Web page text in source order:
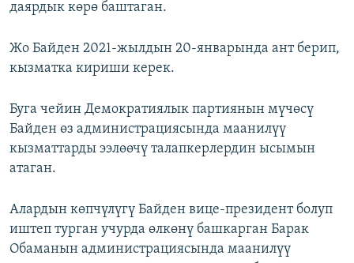
даярдык көрө баштаган.
Жо Байден 2021-жылдын 20-январында ант берип,
кызматка кириши керек.
Буга чейин Демократиялык партиянын мүчөсү
Байден өз администрациясында маанилүү
кызматтарды ээлөөчү талапкерлердин ысымын
атаган.
Алардын көпчүлүгү Байден вице-президент болуп
иштеп турган учурда өлкөнү башкарган Барак
Обаманын администрациясында маанилүү